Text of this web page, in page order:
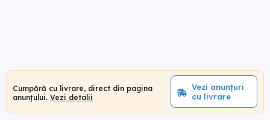
Cumpără cu livrare, direct din pagina
anunțului. Vezi detalii
Vezi anunțuri
cu livrare